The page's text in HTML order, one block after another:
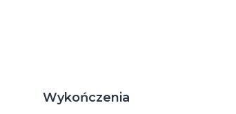
Wykończenia